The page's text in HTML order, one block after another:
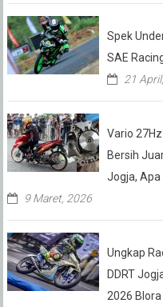
Spek
SAE
21
Vario
Bersih
Jogja, Apa
9 Maret, 2026
Ungkap
DDRT
2026 Blora